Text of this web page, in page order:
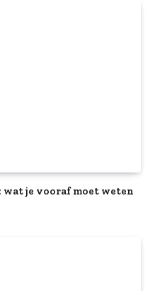
je vooraf moet weten